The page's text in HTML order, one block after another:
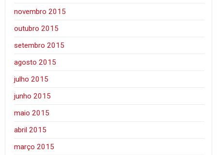
novembro 2015
outubro 2015
setembro 2015
agosto 2015
julho 2015
junho 2015
maio 2015
abril 2015
março 2015